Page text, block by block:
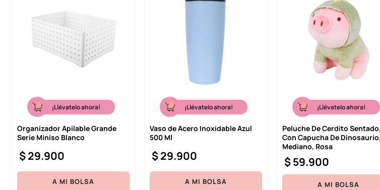
¡Llévatelo ahora!
Organizador Apilable Grande
Serie Miniso Blanco
$29.900
A MI BOLSA
¡Llévatelo ahora!
Vaso de Acero Inoxidable Azul
500 Ml
$29.900
A MI BOLSA
¡Llévatelo ahora!
Peluche De Cerdito Sentado,
Con Capucha De Dinosaurio,
Mediano, Rosa
$59.900
A MI BOLSA